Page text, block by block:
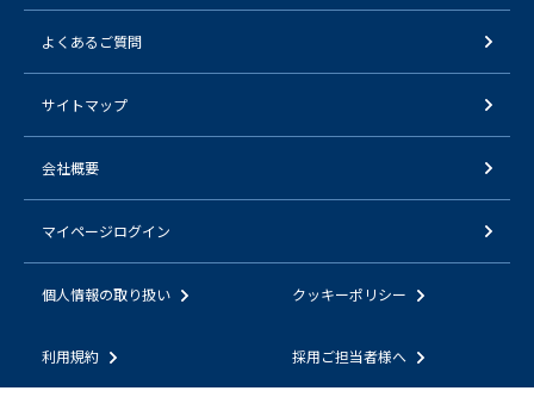
よくあるご質問
サイトマップ
会社概要
マイページログイン
個人情報の取り扱い クッキーポリシー
利用規約 採用ご担当者様へ